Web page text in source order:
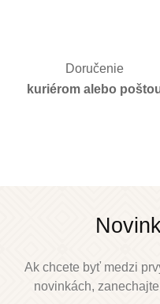
Doručenie
kuriérom alebo
Ak chcete byť medzi
novinkách,